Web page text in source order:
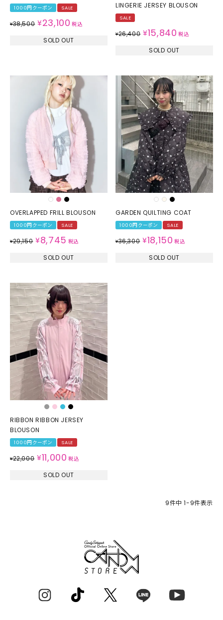
1000円クーポン SALE
¥38,500 ¥23,100 税込
SOLD OUT
LINGERIE JERSEY BLOUSON
SALE
¥26,400 ¥15,840 税込
SOLD OUT
OVERLAPPED FRILL BLOUSON
1000円クーポン SALE
¥29,150 ¥8,745 税込
SOLD OUT
GARDEN QUILTING COAT
1000円クーポン SALE
¥36,300 ¥18,150 税込
SOLD OUT
RIBBON RIBBON JERSEY
BLOUSON
1000円クーポン SALE
¥22,000 ¥11,000 税込
SOLD OUT
9件中 1-9件表示